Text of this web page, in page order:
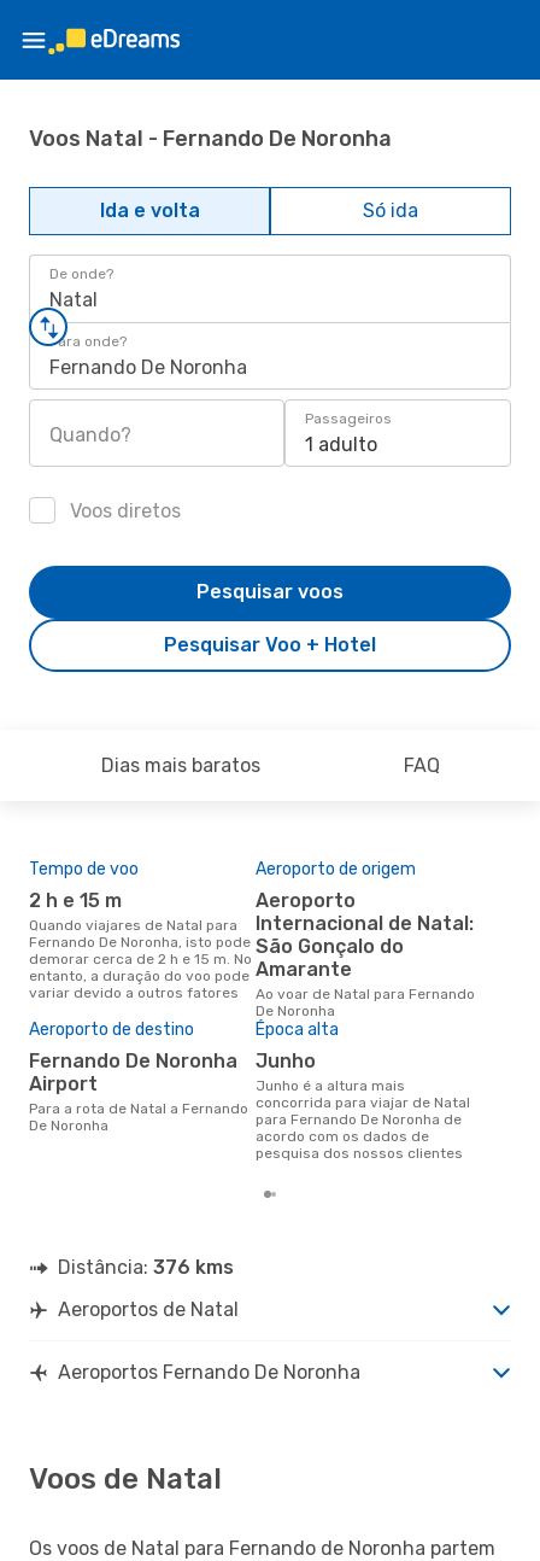
Voos Natal - Fernando De Noronha
Ida e volta Só ida
De onde?
Natal
Para onde?
Fernando De Noronha
Quando?
Passageiros
1 adulto
Voos diretos
Pesquisar Voo + Hotel
Pesquisar voos
Dias mais baratos FAQ
Tempo de voo
2 h e 15 m
Quando viajares de Natal para
Fernando De Noronha, isto pode
demorar cerca de 2 h e 15 m. No
entanto, a duração do voo pode
variar devido a outros fatores
Aeroporto de origem
Aeroporto
Internacional de Natal:
São Gonçalo do
Amarante
Ao voar de Natal para Fernando
De Noronha
Aeroporto de destino
Fernando De Noronha
Airport
Para a rota de Natal a Fernando
De Noronha
Época alta
junho
junho é a altura mais
concorrida para viajar de Natal
para Fernando De Noronha de
acordo com os dados de
pesquisa dos nossos clientes
Distância: 376 kms
Aeroportos de Natal
Aeroportos Fernando De Noronha
Voos de Natal
Os voos de Natal para Fernando de Noronha partem